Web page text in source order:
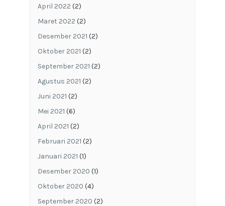
April 2022 (2)
Maret 2022 (2)
Desember 2021 (2)
Oktober 2021 (2)
September 2021 (2)
Agustus 2021 (2)
Juni 2021 (2)
Mei 2021 (6)
April 2021 (2)
Februari 2021 (2)
Januari 2021 (1)
Desember 2020 (1)
Oktober 2020 (4)
September 2020 (2)